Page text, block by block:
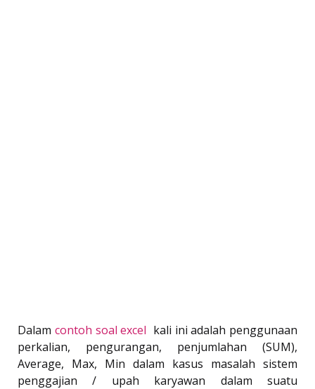
Dalam contoh soal excel kali ini adalah penggunaan
perkalian, pengurangan, penjumlahan (SUM),
Average, Max, Min dalam kasus masalah sistem
penggajian / upah karyawan dalam suatu